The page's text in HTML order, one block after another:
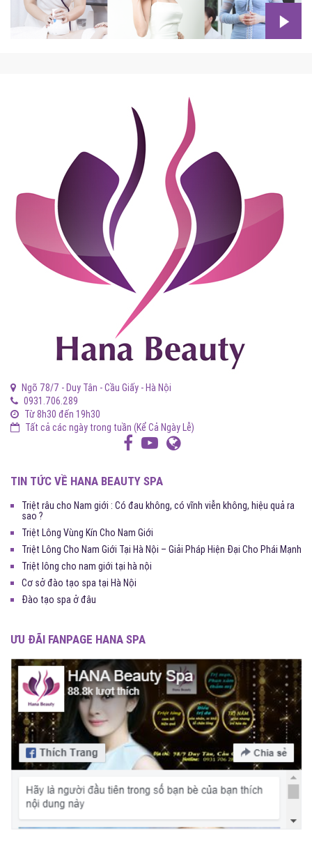
Ngõ 78/7 - Duy Tân - Cầu Giấy - Hà Nội
0931.706.289
Từ 8h30 đến 19h30
Tất cả các ngày trong tuần (Kể Cả Ngày Lễ)
TIN TỨC VỀ HANA BEAUTY SPA
Triệt râu cho Nam giới : Có đau không, có vĩnh viễn không, hiệu quả ra
sao ?
Triệt Lông Vùng Kín Cho Nam Giới
Triệt Lông Cho Nam Giới Tại Hà Nội – Giải Pháp Hiện Đại Cho Phái Mạnh
Triệt lông cho nam giới tại hà nội
Cơ sở đào tạo spa tại Hà Nội
Đào tạo spa ở đâu
ƯU ĐÃI FANPAGE HANA SPA